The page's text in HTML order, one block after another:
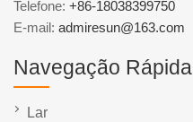
Telefone: +86-18038399750
E-mail: admiresun@163.com
Navegação Rápida
Lar